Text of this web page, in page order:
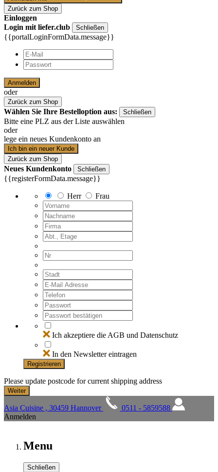
Zurück zum Shop
Einloggen
Login mit liefer.club
Schließen
{{portalLoginFormData.message}}
Anmelden
oder
Zurück zum Shop
Wählen Sie Ihre Bestelloption aus: Schließen
Bitte eine PLZ aus der Liste auswählen
oder
lege ein neues Kundenkonto an
Ich bin ein neuer Kunde
Zurück zum Shop
Neues Kundenkonto Schließen
{{registerFormData.message}}
Herr Frau
Ich akzeptiere die AGB und Datenschutz
In den Newsletter eintragen
Registrieren
Please update postcode for current shipping address
Asia Cuisine , 30459 Hannover
0511 - 5859588
Anmelden
Menu
Schließen